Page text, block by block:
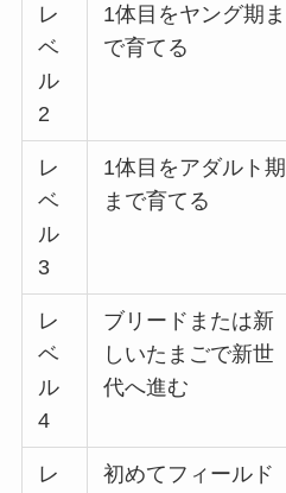
レ
ベ
ル
2
1体目をヤング期ま
で育てる
レ
ベ
ル
3
1体目をアダルト期
まで育てる
レ
ベ
ル
4
ブリードまたは新
しいたまごで新世
代へ進む
レ
初めてフィールド